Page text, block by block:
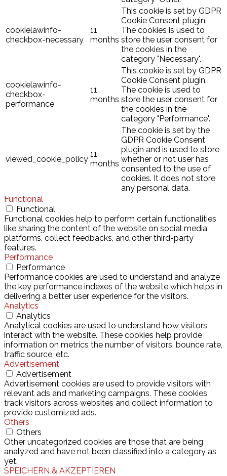
cookielawinfo-
checkbox-necessary
11
months
This cookie is set by GDPR
Cookie Consent plugin.
The cookies is used to
store the user consent for
the cookies in the
category "Necessary".
cookielawinfo-
checkbox-
performance
11
months
This cookie is set by GDPR
Cookie Consent plugin.
The cookie is used to
store the user consent for
the cookies in the
category "Performance".
viewed_cookie_policy
11
months
The cookie is set by the
GDPR Cookie Consent
plugin and is used to store
whether or not user has
consented to the use of
cookies. It does not store
any personal data.
Functional
Functional
Functional cookies help to perform certain functionalities
like sharing the content of the website on social media
platforms, collect feedbacks, and other third-party
features.
Performance
Performance
Performance cookies are used to understand and analyze
the key performance indexes of the website which helps in
delivering a better user experience for the visitors.
Analytics
Analytics
Analytical cookies are used to understand how visitors
interact with the website. These cookies help provide
information on metrics the number of visitors, bounce rate,
traffic source, etc.
Advertisement
Advertisement
Advertisement cookies are used to provide visitors with
relevant ads and marketing campaigns. These cookies
track visitors across websites and collect information to
provide customized ads.
Others
Others
Other uncategorized cookies are those that are being
analyzed and have not been classified into a category as
yet.
SPEICHERN & AKZEPTIEREN